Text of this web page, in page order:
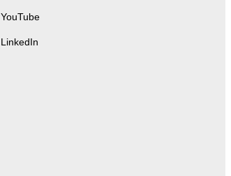
YouTube
LinkedIn